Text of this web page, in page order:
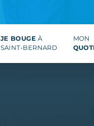
JE BOUGE À
SAINT-BERNARD
MON